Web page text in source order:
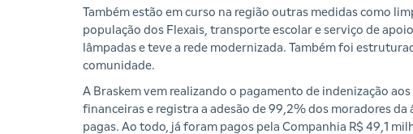
Também estão em curso na região outras medidas como
população dos Flexais, transporte escolar e serviço de
lâmpadas e teve a rede modernizada. Também foi
comunidade.
A Braskem vem realizando o pagamento de indenização
financeiras e registra a adesão de 99,2% dos moradores
pagas. Ao todo, já foram pagos pela Companhia R$ 49,1